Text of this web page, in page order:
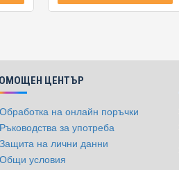
ЦЕНТЪР
Обработка на онлайн поръчки
Ръководства за употреба
Защита на лични данни
Общи условия